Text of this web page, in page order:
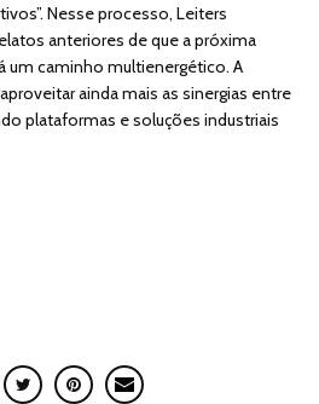
Nesse processo, Leiters
anteriores de que a próxima
um caminho multienergético. A
ainda mais as sinergias entre
plataformas e soluções industriais